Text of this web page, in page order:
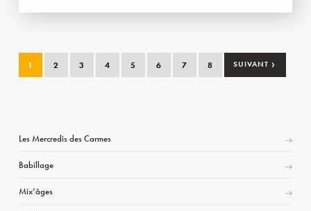
1 2 3 4 5 6 7 8 SUIVANT ›
Les Mercredis des Carmes
Babillage
Mix’âges